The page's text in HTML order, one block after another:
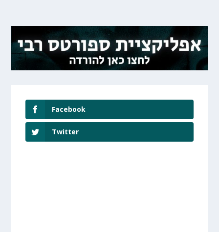
Facebook
Twitter